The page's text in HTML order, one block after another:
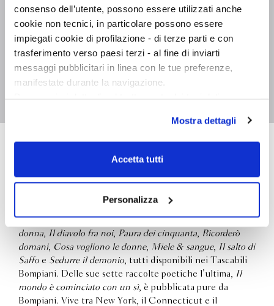
consenso dell’utente, possono essere utilizzati anche
cookie non tecnici, in particolare possono essere
impiegati cookie di profilazione - di terze parti e con
trasferimento verso paesi terzi - al fine di inviarti
messaggi pubblicitari in linea con le tue preferenze,
manifestate durante la navigazione.
scelte privacy sui cookie, ti invitiamo a prendere visione
dell’informativa cookie.
Chiudendo il banner tramite la “X” prosegui la
dei soli cookie tecnici. Selezionando “Accetta tutti” presti
il tuo consenso alla profilazione che potrai revocare in
ogni momentoRevoca
Mostra dettagli
Accetta tutti
Personalizza
vita. Penso che possa salvare anche la vostra". Pagine dense
di amore per la vita e per la scrittura, con cui l'autrice di
donne di oggi.
Pagine
In libreria da Febbraio 2001
Ebook Disponibile
Isbn 9788845247125
,
Fanny,Paracadute & baci,Serenissima,Ballata di ogni
donna
Il diavolo fra noi, Paura dei cinquanta
Ricorderò
domani, Cosa vogliono le donne, Miele & sangue,
Il salto di
Saffo e Sedurre il demonio , tutti disponibili nei Tascabili
Bompiani. Delle sue sette raccolte poetiche l’ultima,
Il
mondo è cominciato con un sì, è pubblicata pure da
Bompiani. Vive tra New York, il Connecticut e il